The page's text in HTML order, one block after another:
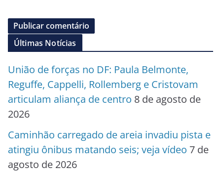
Últimas Notícias
União de forças no DF: Paula Belmonte,
Reguffe, Cappelli, Rollemberg e Cristovam
articulam aliança de centro 8 de agosto de
2026
Caminhão carregado de areia invadiu pista e
atingiu ônibus matando seis; veja vídeo 7 de
agosto de 2026